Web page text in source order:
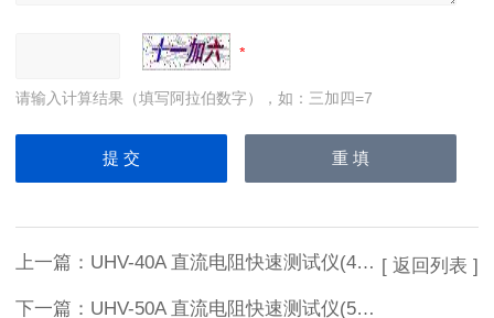
请输入计算结果（填写阿拉伯数字），如：三加四=7
上一篇： UHV-40A 直流电阻快速测试仪(40A)
下一篇： UHV-50A 直流电阻快速测试仪(50A)
[ 返回列表 ]